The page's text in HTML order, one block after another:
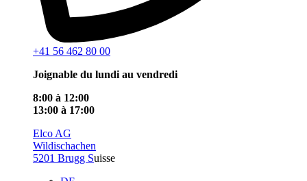
+41 56 462 80 00
Joignable du lundi au vendredi
8:00 à 12:00
13:00 à 17:00
Elco AG
Wildischachen
5201 Brugg Suisse